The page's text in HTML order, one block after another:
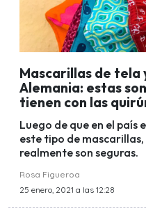
Mascarillas de tela
Alemania: estas
tienen con las
Luego de que en el país
este tipo de
realmente son seguras.
Rosa Figueroa
25 enero, 2021 a las 12:28